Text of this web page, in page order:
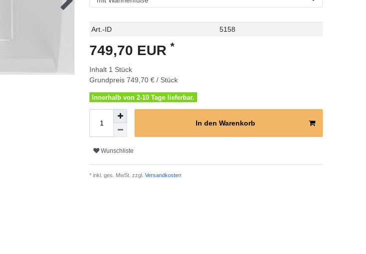
Technisches
Wert
Art.-ID 5158
749,70 EUR *
Inhalt 1 Stück
Grundpreis 749,70 € / Stück
Innerhalb von 2-10 Tage lieferbar.
In den Warenkorb
Wunschliste
* inkl. ges. MwSt. zzgl. Versandkosten